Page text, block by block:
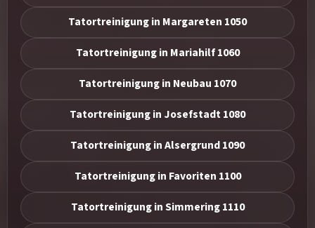
Tatortreinigung in Margareten 1050
Tatortreinigung in Mariahilf 1060
Tatortreinigung in Neubau 1070
Tatortreinigung in Josefstadt 1080
Tatortreinigung in Alsergrund 1090
Tatortreinigung in Favoriten 1100
Tatortreinigung in Simmering 1110